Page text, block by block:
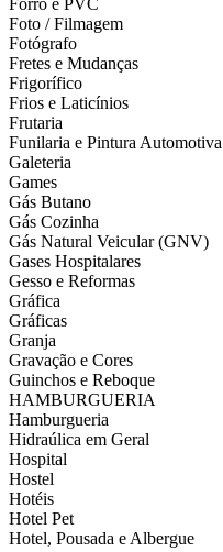
Forro e PVC
Foto / Filmagem
Fotógrafo
Fretes e Mudanças
Frigorífico
Frios e Laticínios
Frutaria
Funilaria e Pintura Automotiva
Galeteria
Games
Gás Butano
Gás Cozinha
Gás Natural Veicular (GNV)
Gases Hospitalares
Gesso e Reformas
Gráfica
Gráficas
Granja
Gravação e Cores
Guinchos e Reboque
HAMBURGUERIA
Hamburgueria
Hidraúlica em Geral
Hospital
Hostel
Hotéis
Hotel Pet
Hotel, Pousada e Albergue